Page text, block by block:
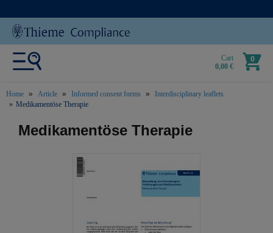
Cart
0,00 €
0
Home Article Informed consent forms
Interdisciplinary leaflets
Medikamentöse Therapie
text.skipToContent
text.skipToNavigation
Medikamentöse Therapie